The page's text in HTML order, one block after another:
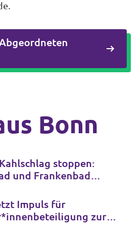
Bonn
stoppen:
Impuls für
zur